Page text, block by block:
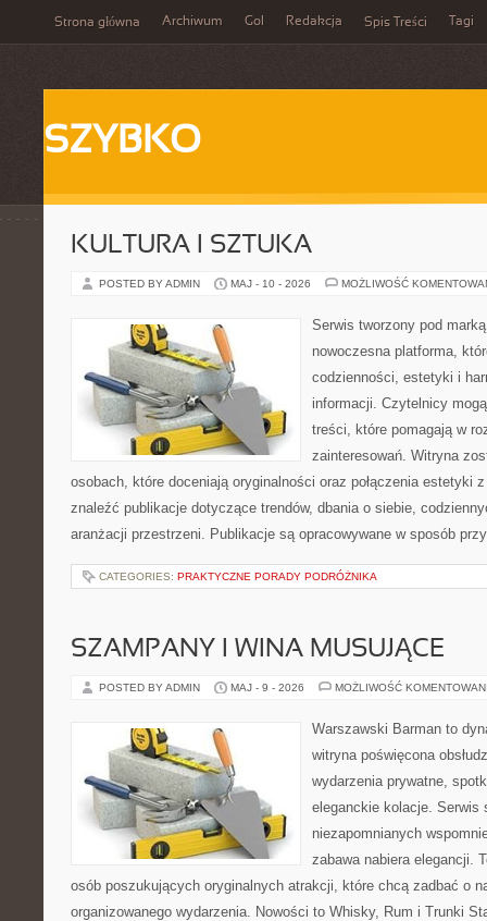
Strona główna Archiwum Gol Redakcja Spis Treści Tagi
SZYBKO
KULTURA I SZTUKA
POSTED BY ADMIN MAJ - 10 - 2026 MOŻLIWOŚĆ
Serwis tworzony pod
nowoczesna platforma,
codzienności, estetyki i
informacji. Czytelnicy
treści, które pomagają w
zainteresowań. Witryna
osobach, które doceniają oryginalności oraz połączenia estetyki
znaleźć publikacje dotyczące trendów, dbania o siebie,
aranżacji przestrzeni. Publikacje są opracowywane w sposób
CATEGORIES: PRAKTYCZNE PORADY PODRÓŻNIKA
SZAMPANY I WINA MUSUJĄCE
POSTED BY ADMIN MAJ - 9 - 2026 MOŻLIWOŚĆ
Warszawski Barman to
witryna poświęcona
wydarzenia prywatne,
eleganckie kolacje. Serwis
niezapomnianych
zabawa nabiera elegancji.
osób poszukujących oryginalnych atrakcji, które chcą zadbać o
organizowanego wydarzenia. Nowości to Whisky, Rum i Trunki